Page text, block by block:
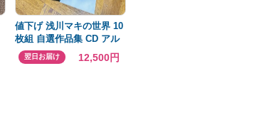
値下げ 浅川マキの世界 10
枚組 自選作品集 CD アル
バム 送料込み
翌日お届け 12,500円